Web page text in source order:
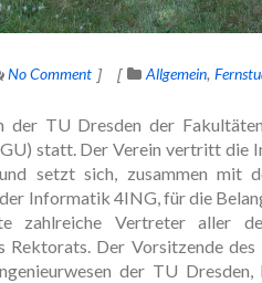
No Comment Allgemein
TU Dresden der
statt. Der Verein vertritt die
setzt sich, zusammen mit
Informatik 4ING, für die
zahlreiche Vertreter aller
Rektorats. Der Vorsitzende
der TU